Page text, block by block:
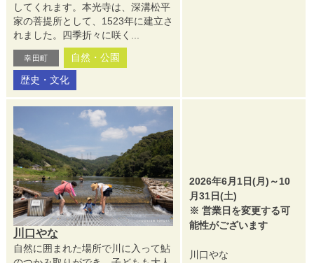
してくれます。本光寺は、深溝松平
家の菩提所として、1523年に建立さ
れました。四季折々に咲く...
幸田町
自然・公園
歴史・文化
川口やな
自然に囲まれた場所で川に入って鮎
2026年6月1日(月)～10
月31日(土)
※ 営業日を変更する可
能性がございます
川口やな